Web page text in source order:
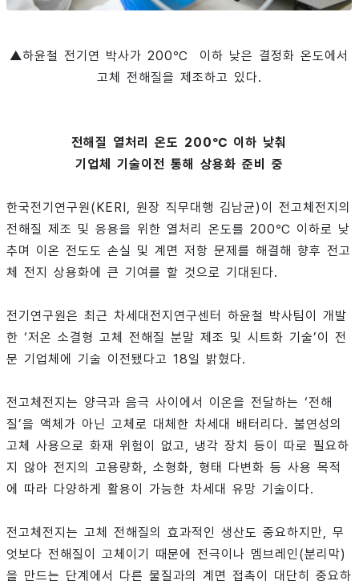
▲하윤철 전기연 박사가 200℃ 이하 낮은 결정화 온도에서
고체 전해질을 제조하고 있다.
전해질 열처리 온도 200℃ 이하 낮춰
기업체 기술이전 통해 상용화 준비 중
한국전기연구원(KERI, 원장 직무대행 김남균)이 전고체전지의
전해질 제조 및 응용을 위한 열처리 온도를 200℃ 이하로 낮
추며 이온 전도도 손실 및 계면 저항 문제를 해결해 향후 전고
체 전지 상용화에 큰 기여를 할 것으로 기대된다.
전기연구원은 최근 차세대전지연구센터 하윤철 박사팀이 개발
한 ‘저온 소결형 고체 전해질 분말 제조 및 시트화 기술’이 전
문 기업체에 기술 이전됐다고 18일 밝혔다.
전고체전지는 양극과 음극 사이에서 이온을 전달하는 ‘전해
질’을 액체가 아닌 고체로 대체한 차세대 배터리다. 불연성의
고체 사용으로 화재 위험이 없고, 냉각 장치 등이 따로 필요하
지 않아 전지의 고용량화, 소형화, 형태 다변화 등 사용 목적
에 따라 다양하게 활용이 가능한 차세대 유망 기술이다.
전고체전지는 고체 전해질의 효과적인 생산도 중요하지만, 무
엇보다 전해질이 고체이기 때문에 전극이나 멤브레인(분리막)
을 만드는 단계에서 다른 물질과의 계면 접촉이 대단히 중요하